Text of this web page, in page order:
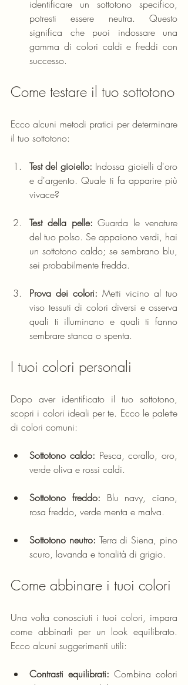
identificare un sottotono specifico,
potresti essere neutra. Questo
significa che puoi indossare una
gamma di colori caldi e freddi con
successo.
Come testare il tuo sottotono
Ecco alcuni metodi pratici per determinare
il tuo sottotono:
Test del gioiello: Indossa gioielli d'oro
e d'argento. Quale ti fa apparire più
vivace?
Test della pelle: Guarda le venature
del tuo polso. Se appaiono verdi, hai
un sottotono caldo; se sembrano blu,
sei probabilmente fredda.
Prova dei colori: Metti vicino al tuo
viso tessuti di colori diversi e osserva
quali ti illuminano e quali ti fanno
sembrare stanca o spenta.
I tuoi colori personali
Dopo aver identificato il tuo sottotono,
scopri i colori ideali per te. Ecco le palette
di colori comuni:
Sottotono caldo: Pesca, corallo, oro,
verde oliva e rossi caldi.
Sottotono freddo: Blu navy, ciano,
rosa freddo, verde menta e malva.
Sottotono neutro: Terra di Siena, pino
scuro, lavanda e tonalità di grigio.
Come abbinare i tuoi colori
Una volta conosciuti i tuoi colori, impara
come abbinarli per un look equilibrato.
Ecco alcuni suggerimenti utili:
Contrasti equilibrati: Combina colori